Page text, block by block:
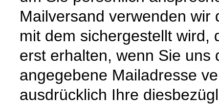
Mailversand verwenden wir
mit dem sichergestellt wird,
erst erhalten, wenn Sie uns
angegebene Mailadresse
ausdrücklich Ihre